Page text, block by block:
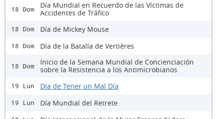
18 Dom
Día Mundial en Recuerdo de las Víctimas de
Accidentes de Tráfico
18 Dom Día de Mickey Mouse
18 Dom Día de la Batalla de Vertières
18 Dom
Inicio de la Semana Mundial de Concienciación
sobre la Resistencia a los Antimicrobianos
19 Lun Día de Tener un Mal Día
19 Lun Día Mundial del Retrete